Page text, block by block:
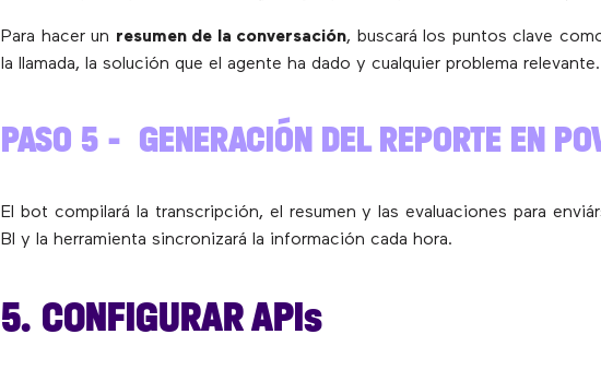
Para hacer un resumen de la conversación, buscará los puntos clave
la llamada, la solución que el agente ha dado y cualquier problema relevante.
PASO 5 – GENERACIÓN DEL REPORTE EN
El bot compilará la transcripción, el resumen y las evaluaciones para
BI y la herramienta sincronizará la información cada hora.
5. CONFIGURAR APIs